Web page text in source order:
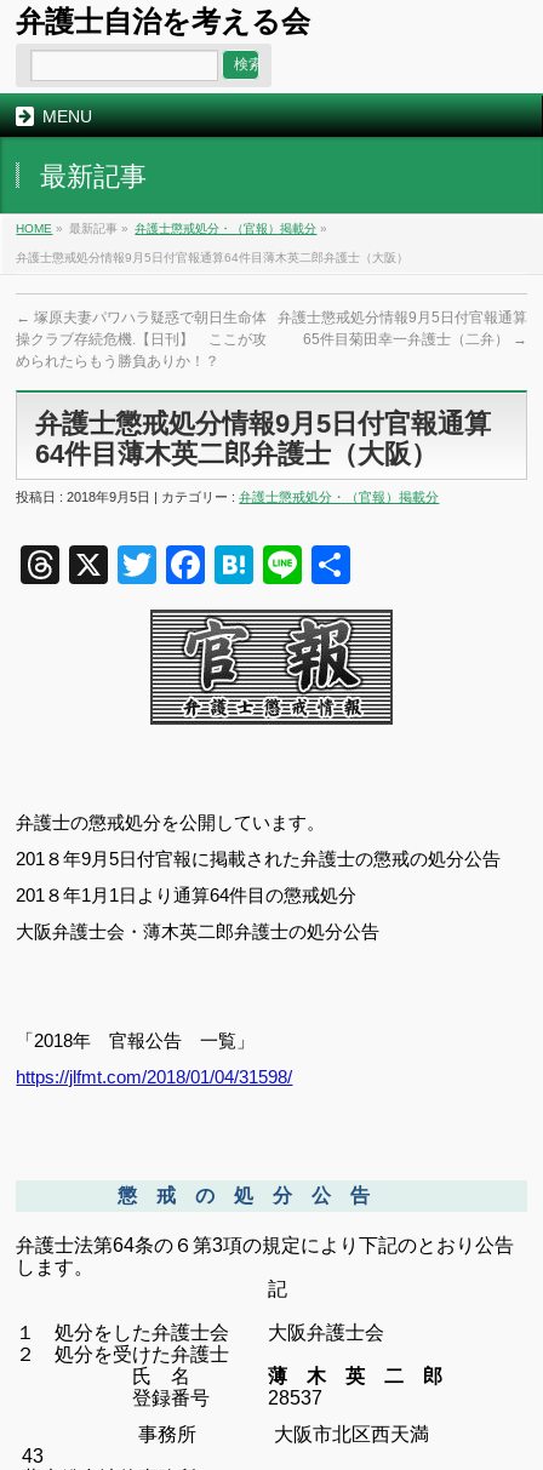
弁護士自治を考える会
MENU
最新記事
HOME » 最新記事 » 弁護士懲戒処分・（官報）掲載分 »
弁護士懲戒処分情報9月5日付官報通算64件目薄木英二郎弁護士（大阪）
← 塚原夫妻パワハラ疑惑で朝日生命体
操クラブ存続危機.【日刊】 ここが攻
められたらもう勝負ありか！？
弁護士懲戒処分情報9月5日付官報通算
65件目菊田幸一弁護士（二弁）
→
弁護士懲戒処分情報9月5日付官報通算
64件目薄木英二郎弁護士（大阪）
投稿日 : 2018年9月5日 | カテゴリー :弁護士懲戒処分・（官報）掲載分
Threads
X TwitterFacebook
Hatena
Line
有
弁護士の懲戒処分を公開しています。
201８年9月5日付官報に掲載された弁護士の懲戒の処分公告
201８年1 月 1 日より通算64件目の懲戒処分
大阪弁護士会・薄木英二郎弁護士の処分公告
「2018年 官報公告 一覧」
https://jlfmt.com/2018/01/04/31598/
懲 戒 の 処 分 公 告
弁護士法第64条の６第3項の規定により下記のとおり公告
します。
記
１ 処分をした弁護士会 大阪弁護士会
２ 処分を受けた弁護士
氏 名
薄 木 英 二 郎
登録番号 28537
事務所 大阪市北区西天満
43